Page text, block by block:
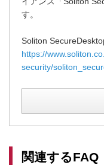
す。
Soliton
https://
security/
関連するFAQ